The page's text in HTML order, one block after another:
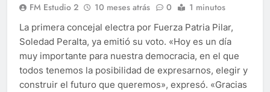
FM Estudio 2 10 meses atrás 0 1 minutos
La primera concejal electra por Fuerza Patria Pilar,
Soledad Peralta, ya emitió su voto. «Hoy es un día
muy importante para nuestra democracia, en el que
todos tenemos la posibilidad de expresarnos, elegir y
construir el futuro que queremos», expresó. «Gracias